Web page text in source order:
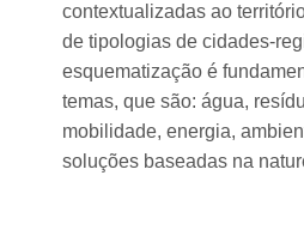
contextualizadas ao
de tipologias de cidades-
esquematização é
temas, que são: água,
mobilidade, energia,
soluções baseadas na